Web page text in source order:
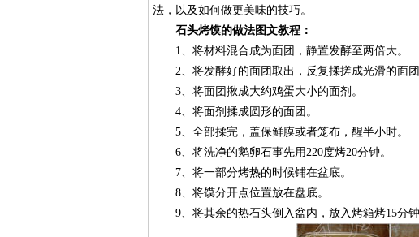
法，以及如何做更美味的技巧。
石头烤馍的做法图文教程：
1、将材料混合成为面团，静置发酵至两倍大。
2、将发酵好的面团取出，反复揉搓成光滑的面团
3、将面团揪成大约鸡蛋大小的面剂。
4、将面剂揉成圆形的面团。
5、全部揉完，盖保鲜膜或者笼布，醒半小时。
6、将洗净的鹅卵石事先用220度烤20分钟。
7、将一部分烤热的时候铺在盆底。
8、将馍分开点位置放在盘底。
9、将其余的热石头倒入盆内，放入烤箱烤15分